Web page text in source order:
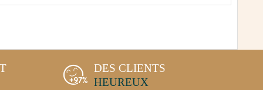
DES CLIENTS
HEUREUX